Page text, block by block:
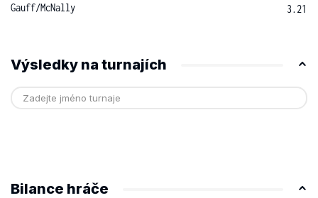
Gauff/McNally
3.21
Výsledky na turnajích
Bilance hráče